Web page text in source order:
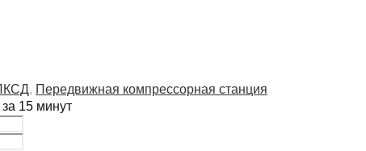
, Передвижная компрессорная станция
15 минут